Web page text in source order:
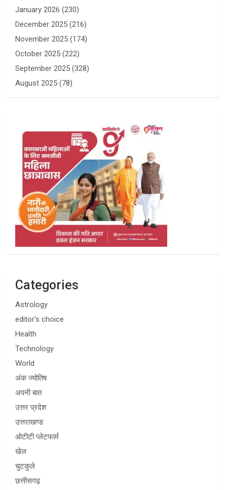
January 2026 (230)
December 2025 (216)
November 2025 (174)
October 2025 (222)
September 2025 (328)
August 2025 (78)
Categories
Astrology
editor's choice
Health
Technology
World
अंक ज्योतिष
अपनी बात
उत्तर प्रदेश
उत्तराखण्ड
ओटीटी प्लेटफार्म
खेल
चुटकुले
छत्तीसगढ़